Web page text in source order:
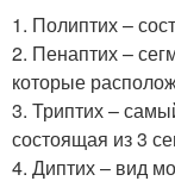
1. Полиптих –
2. Пенаптих –
которые
3. Триптих –
состоящая из 3
4. Диптих – вид